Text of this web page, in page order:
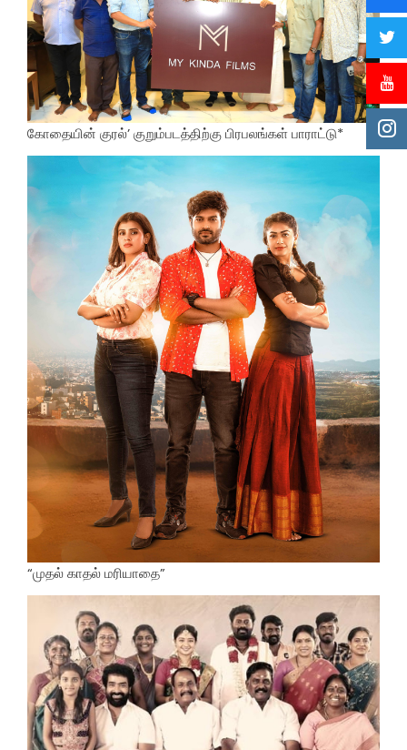
கோதையின் குரல்’ குறும்படத்திற்கு பிரபலங்கள் பாராட்டு*
“முதல் காதல் மரியாதை”